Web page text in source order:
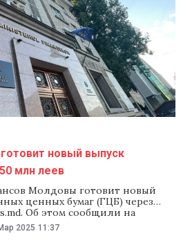
новый выпуск
млн леев
Молдовы готовит новый
ценных бумаг (ГЦБ) через
Об этом сообщили на
Facebook.С 10 марта на
evms.md стартует новый
2025 11:37